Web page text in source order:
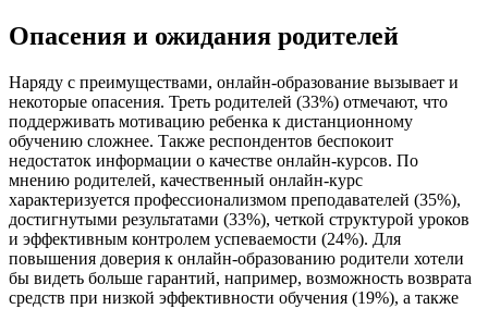
Опасения и ожидания родителей
Наряду с преимуществами, онлайн-образование вызывает и
некоторые опасения. Треть родителей (33%) отмечают, что
поддерживать мотивацию ребенка к дистанционному
обучению сложнее. Также респондентов беспокоит
недостаток информации о качестве онлайн-курсов. По
мнению родителей, качественный онлайн-курс
характеризуется профессионализмом преподавателей (35%),
достигнутыми результатами (33%), четкой структурой уроков
и эффективным контролем успеваемости (24%). Для
повышения доверия к онлайн-образованию родители хотели
бы видеть больше гарантий, например, возможность возврата
средств при низкой эффективности обучения (19%), а также